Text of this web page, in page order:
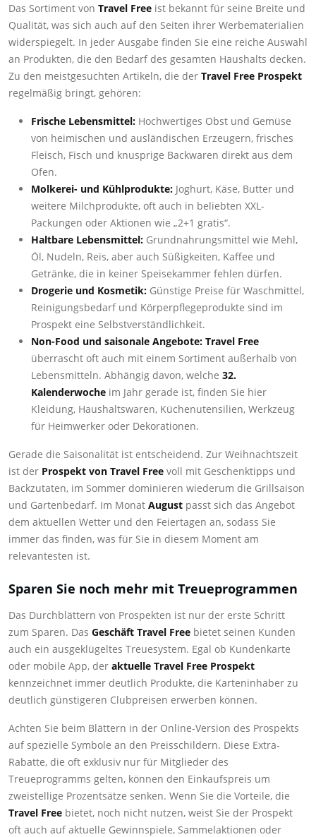
Das Sortiment von Travel Free ist bekannt für seine Breite und
Qualität, was sich auch auf den Seiten ihrer Werbematerialien
widerspiegelt. In jeder Ausgabe finden Sie eine reiche Auswahl
an Produkten, die den Bedarf des gesamten Haushalts decken.
Zu den meistgesuchten Artikeln, die der Travel Free Prospekt
regelmäßig bringt, gehören:
Frische Lebensmittel: Hochwertiges Obst und Gemüse
von heimischen und ausländischen Erzeugern, frisches
Fleisch, Fisch und knusprige Backwaren direkt aus dem
Ofen.
Molkerei- und Kühlprodukte: Joghurt, Käse, Butter und
weitere Milchprodukte, oft auch in beliebten XXL-
Packungen oder Aktionen wie „2+1 gratis“.
Haltbare Lebensmittel: Grundnahrungsmittel wie Mehl,
Öl, Nudeln, Reis, aber auch Süßigkeiten, Kaffee und
Getränke, die in keiner Speisekammer fehlen dürfen.
Drogerie und Kosmetik: Günstige Preise für Waschmittel,
Reinigungsbedarf und Körperpflegeprodukte sind im
Prospekt eine Selbstverständlichkeit.
Non-Food und saisonale Angebote: Travel Free
überrascht oft auch mit einem Sortiment außerhalb von
Lebensmitteln. Abhängig davon, welche 32.
Kalenderwoche im Jahr gerade ist, finden Sie hier
Kleidung, Haushaltswaren, Küchenutensilien, Werkzeug
für Heimwerker oder Dekorationen.
Gerade die Saisonalität ist entscheidend. Zur Weihnachtszeit
ist der Prospekt von Travel Free voll mit Geschenktipps und
Backzutaten, im Sommer dominieren wiederum die Grillsaison
und Gartenbedarf. Im Monat August passt sich das Angebot
dem aktuellen Wetter und den Feiertagen an, sodass Sie
immer das finden, was für Sie in diesem Moment am
relevantesten ist.
Sparen Sie noch mehr mit Treueprogrammen
Das Durchblättern von Prospekten ist nur der erste Schritt
zum Sparen. Das Geschäft Travel Free bietet seinen Kunden
auch ein ausgeklügeltes Treuesystem. Egal ob Kundenkarte
oder mobile App, der aktuelle Travel Free Prospekt
kennzeichnet immer deutlich Produkte, die Karteninhaber zu
deutlich günstigeren Clubpreisen erwerben können.
Achten Sie beim Blättern in der Online-Version des Prospekts
auf spezielle Symbole an den Preisschildern. Diese Extra-
Rabatte, die oft exklusiv nur für Mitglieder des
Treueprogramms gelten, können den Einkaufspreis um
zweistellige Prozentsätze senken. Wenn Sie die Vorteile, die
Travel Free bietet, noch nicht nutzen, weist Sie der Prospekt
oft auch auf aktuelle Gewinnspiele, Sammelaktionen oder